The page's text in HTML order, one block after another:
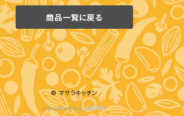
商品一覧に戻る
© マサラキッチン
Powered by